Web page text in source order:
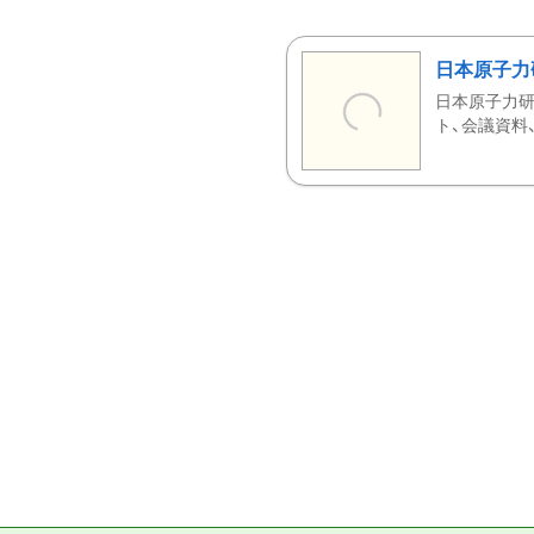
日本原子
日本原子力
ト、会議資